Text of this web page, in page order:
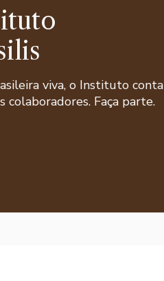
viva, o Instituto conta
colaboradores. Faça parte.